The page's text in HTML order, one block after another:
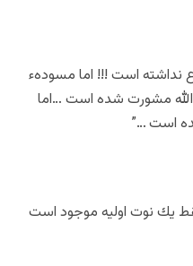
نداشته است !!! اما مسودهء
مشورت شده است …اما
است …”
يك نوت اوليه موجود است